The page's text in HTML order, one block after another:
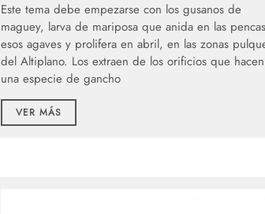
Este tema debe empezarse con los gusanos de
maguey, larva de mariposa que anida en las
esos agaves y prolifera en abril, en las zonas
del Altiplano. Los extraen de los orificios que
una especie de gancho
VER MÁS